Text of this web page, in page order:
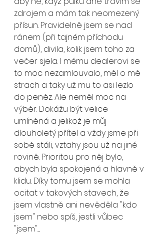
zdrojem a mám tak neomezený
přísun. Pravidelně jsem se nad
ránem (při tajném příchodu
domů), divila, kolik jsem toho za
večer sjela. I mému dealerovi se
to moc nezamlouvalo, měl o mě
strach a taky už mu to asi lezlo
do peněz. Ale neměl moc na
výběr. Dokážu být velice
umíněná a jelikož je můj
dlouholetý přítel a vždy jsme při
sobě stáli, vztahy jsou už na jiné
rovině. Prioritou pro něj bylo,
abych byla spokojená a hlavně v
klidu. Díky tomu jsem se mohla
ocitat v takových stavech, že
jsem vlastně ani nevěděla "kdo
jsem" nebo spíš, jestli vůbec
"jsem".....